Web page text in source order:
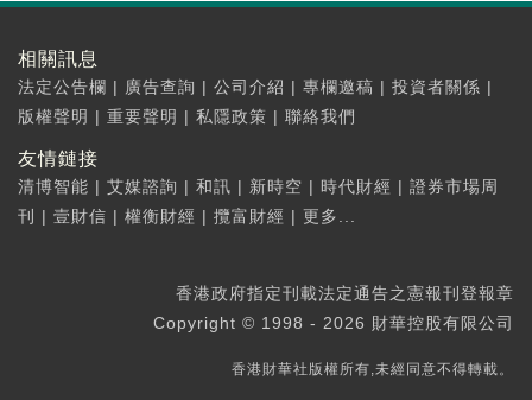
相關訊息
法定公告欄 | 廣告查詢 | 公司介紹 | 專欄邀稿 | 投資者關係 |
版權聲明 | 重要聲明 | 私隱政策 | 聯絡我們
友情鏈接
清博智能 | 艾媒諮詢 | 和訊 | 新時空 | 時代財經 | 證券市場周
刊
| 壹財信 | 權衡財經 | 攬富財經 | 更多...
香港政府指定刊載法定通告之憲報刊登報章
Copyright © 1998 - 2026 財華控股有限公司
香港財華社版權所有,未經同意不得轉載。